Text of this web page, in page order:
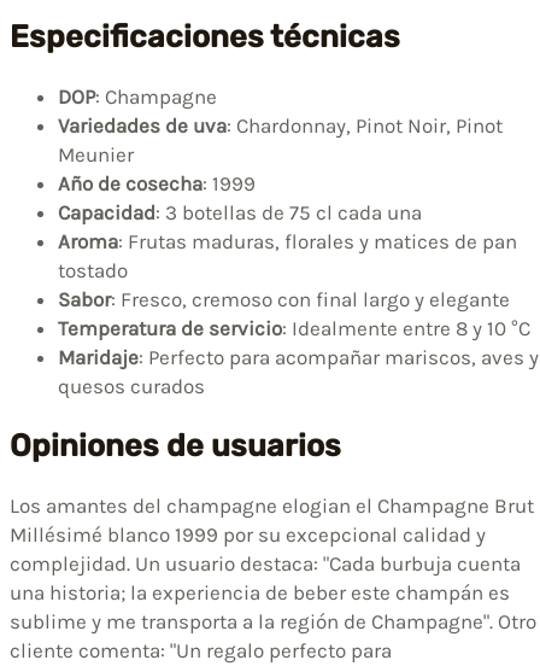
Especificaciones técnicas
DOP: Champagne
Variedades de uva: Chardonnay, Pinot Noir, Pinot
Meunier
Año de cosecha: 1999
Capacidad: 3 botellas de 75 cl cada una
Aroma: Frutas maduras, florales y matices de pan
tostado
Sabor: Fresco, cremoso con final largo y elegante
Temperatura de servicio: Idealmente entre 8 y 10 °C
Maridaje: Perfecto para acompañar mariscos, aves y
quesos curados
Opiniones de usuarios
Los amantes del champagne elogian el Champagne Brut
Millésimé blanco 1999 por su excepcional calidad y
complejidad. Un usuario destaca: "Cada burbuja cuenta
una historia; la experiencia de beber este champán es
sublime y me transporta a la región de Champagne". Otro
cliente comenta: "Un regalo perfecto para